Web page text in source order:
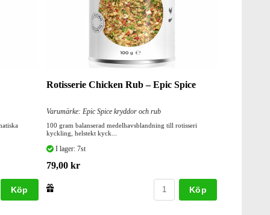
Köp
Rotisserie Chicken Rub – Epic Spice
Varumärke: Epic Spice kryddor och rub
100 gram balanserad medelhavsblandning till rotisseri
kyckling, helstekt kyck...
I lager: 7st
79,00 kr
Köp